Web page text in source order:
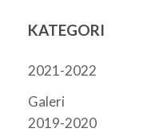
KATEGORI
2021-2022
Galeri
2019-2020